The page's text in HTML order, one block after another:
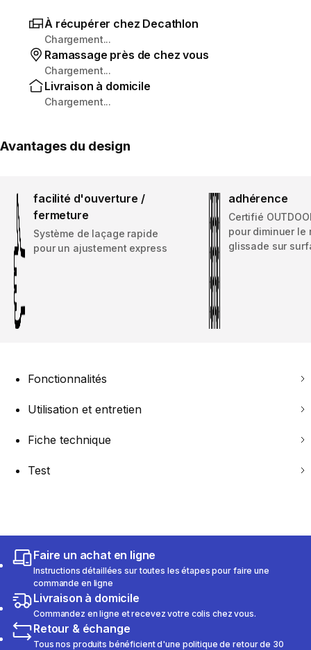
À récupérer chez Decathlon
Chargement...
Ramassage près de chez vous
Chargement...
Livraison à domicile
Chargement...
Avantages du design
facilité d'ouverture /
fermeture
Système de laçage rapide
pour un ajustement express
adhérence
Certifié
pour diminuer le
glissade sur
Fonctionnalités
Utilisation et entretien
Fiche technique
Test
Faire un achat en ligne
Instructions détaillées sur toutes les étapes pour faire une
commande en ligne
Livraison à domicile
Commandez en ligne et recevez votre colis chez vous.
Retour & échange
Tous nos produits bénéficient d'une politique de retour de 30